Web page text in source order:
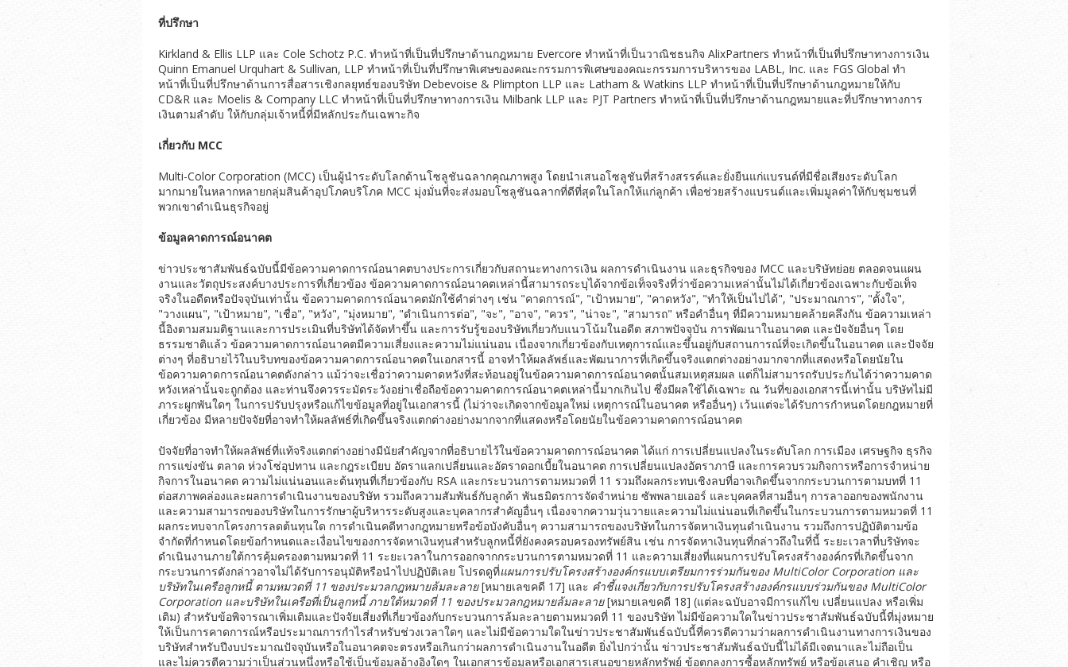
ที่ปรึกษา
Kirkland & Ellis LLP และ Cole Schotz P.C. ทำหน้าที่เป็นที่ปรึกษาด้านกฎหมาย Evercore ทำหน้าที่เป็นวาณิชธนกิจ AlixPartners ทำหน้าที่เป็นที่ปรึกษาทางการเงิน
Quinn Emanuel Urquhart & Sullivan, LLP ทำหน้าที่เป็นที่ปรึกษาพิเศษของคณะกรรมการพิเศษของคณะกรรมการบริหารของ LABL, Inc. และ FGS Global ทำ
หน้าที่เป็นที่ปรึกษาด้านการสื่อสารเชิงกลยุทธ์ของบริษัท Debevoise & Plimpton LLP และ Latham & Watkins LLP ทำหน้าที่เป็นที่ปรึกษาด้านกฎหมายให้กับ
CD&R และ Moelis & Company LLC ทำหน้าที่เป็นที่ปรึกษาทางการเงิน Milbank LLP และ PJT Partners ทำหน้าที่เป็นที่ปรึกษาด้านกฎหมายและที่ปรึกษาทางการ
เงินตามลำดับ ให้กับกลุ่มเจ้าหนี้ที่มีหลักประกันเฉพาะกิจ
เกี่ยวกับ MCC
Multi-Color Corporation (MCC) เป็นผู้นำระดับโลกด้านโซลูชันฉลากคุณภาพสูง โดยนำเสนอโซลูชันที่สร้างสรรค์และยั่งยืนแก่แบรนด์ที่มีชื่อเสียงระดับโลก
มากมายในหลากหลายกลุ่มสินค้าอุปโภคบริโภค MCC มุ่งมั่นที่จะส่งมอบโซลูชันฉลากที่ดีที่สุดในโลกให้แก่ลูกค้า เพื่อช่วยสร้างแบรนด์และเพิ่มมูลค่าให้กับชุมชนที่
พวกเขาดำเนินธุรกิจอยู่
ข้อมูลคาดการณ์อนาคต
ข่าวประชาสัมพันธ์ฉบับนี้มีข้อความคาดการณ์อนาคตบางประการเกี่ยวกับสถานะทางการเงิน ผลการดำเนินงาน และธุรกิจของ MCC และบริษัทย่อย ตลอดจนแผน
งานและวัตถุประสงค์บางประการที่เกี่ยวข้อง ข้อความคาดการณ์อนาคตเหล่านี้สามารถระบุได้จากข้อเท็จจริงที่ว่าข้อความเหล่านั้นไม่ได้เกี่ยวข้องเฉพาะกับข้อเท็จ
จริงในอดีตหรือปัจจุบันเท่านั้น ข้อความคาดการณ์อนาคตมักใช้คำต่างๆ เช่น "คาดการณ์", "เป้าหมาย", "คาดหวัง", "ทำให้เป็นไปได้", "ประมาณการ", "ตั้งใจ",
"วางแผน", "เป้าหมาย", "เชื่อ", "หวัง", "มุ่งหมาย", "ดำเนินการต่อ", "จะ", "อาจ", "ควร", "น่าจะ", "สามารถ" หรือคำอื่นๆ ที่มีความหมายคล้ายคลึงกัน ข้อความเหล่า
นี้อิงตามสมมติฐานและการประเมินที่บริษัทได้จัดทำขึ้น และการรับรู้ของบริษัทเกี่ยวกับแนวโน้มในอดีต สภาพปัจจุบัน การพัฒนาในอนาคต และปัจจัยอื่นๆ โดย
ธรรมชาติแล้ว ข้อความคาดการณ์อนาคตมีความเสี่ยงและความไม่แน่นอน เนื่องจากเกี่ยวข้องกับเหตุการณ์และขึ้นอยู่กับสถานการณ์ที่จะเกิดขึ้นในอนาคต และปัจจัย
ต่างๆ ที่อธิบายไว้ในบริบทของข้อความคาดการณ์อนาคตในเอกสารนี้ อาจทำให้ผลลัพธ์และพัฒนาการที่เกิดขึ้นจริงแตกต่างอย่างมากจากที่แสดงหรือโดยนัยใน
ข้อความคาดการณ์อนาคตดังกล่าว แม้ว่าจะเชื่อว่าความคาดหวังที่สะท้อนอยู่ในข้อความคาดการณ์อนาคตนั้นสมเหตุสมผล แต่ก็ไม่สามารถรับประกันได้ว่าความคาด
หวังเหล่านั้นจะถูกต้อง และท่านจึงควรระมัดระวังอย่าเชื่อถือข้อความคาดการณ์อนาคตเหล่านี้มากเกินไป ซึ่งมีผลใช้ได้เฉพาะ ณ วันที่ของเอกสารนี้เท่านั้น บริษัทไม่มี
ภาระผูกพันใดๆ ในการปรับปรุงหรือแก้ไขข้อมูลที่อยู่ในเอกสารนี้ (ไม่ว่าจะเกิดจากข้อมูลใหม่ เหตุการณ์ในอนาคต หรืออื่นๆ) เว้นแต่จะได้รับการกำหนดโดยกฎหมายที่
เกี่ยวข้อง มีหลายปัจจัยที่อาจทำให้ผลลัพธ์ที่เกิดขึ้นจริงแตกต่างอย่างมากจากที่แสดงหรือโดยนัยในข้อความคาดการณ์อนาคต
ปัจจัยที่อาจทำให้ผลลัพธ์ที่แท้จริงแตกต่างอย่างมีนัยสำคัญจากที่อธิบายไว้ในข้อความคาดการณ์อนาคต ได้แก่ การเปลี่ยนแปลงในระดับโลก การเมือง เศรษฐกิจ ธุรกิจ
การแข่งขัน ตลาด ห่วงโซ่อุปทาน และกฎระเบียบ อัตราแลกเปลี่ยนและอัตราดอกเบี้ยในอนาคต การเปลี่ยนแปลงอัตราภาษี และการควบรวมกิจการหรือการจำหน่าย
กิจการในอนาคต ความไม่แน่นอนและต้นทุนที่เกี่ยวข้องกับ RSA และกระบวนการตามหมวดที่ 11 รวมถึงผลกระทบเชิงลบที่อาจเกิดขึ้นจากกระบวนการตามบทที่ 11
ต่อสภาพคล่องและผลการดำเนินงานของบริษัท รวมถึงความสัมพันธ์กับลูกค้า พันธมิตรการจัดจำหน่าย ซัพพลายเออร์ และบุคคลที่สามอื่นๆ การลาออกของพนักงาน
และความสามารถของบริษัทในการรักษาผู้บริหารระดับสูงและบุคลากรสำคัญอื่นๆ เนื่องจากความวุ่นวายและความไม่แน่นอนที่เกิดขึ้นในกระบวนการตามหมวดที่ 11
ผลกระทบจากโครงการลดต้นทุนใด การดำเนินคดีทางกฎหมายหรือข้อบังคับอื่นๆ ความสามารถของบริษัทในการจัดหาเงินทุนดำเนินงาน รวมถึงการปฏิบัติตามข้อ
จำกัดที่กำหนดโดยข้อกำหนดและเงื่อนไขของการจัดหาเงินทุนสำหรับลูกหนี้ที่ยังคงครอบครองทรัพย์สิน เช่น การจัดหาเงินทุนที่กล่าวถึงในที่นี้ ระยะเวลาที่บริษัทจะ
ดำเนินงานภายใต้การคุ้มครองตามหมวดที่ 11 ระยะเวลาในการออกจากกระบวนการตามหมวดที่ 11 และความเสี่ยงที่แผนการปรับโครงสร้างองค์กรที่เกิดขึ้นจาก
กระบวนการดังกล่าวอาจไม่ได้รับการอนุมัติหรือนำไปปฏิบัติเลย โปรดดูที่แผนการปรับโครงสร้างองค์กรแบบเตรียมการร่วมกันของMultiColor Corporation และ
บริษัทในเครือลูกหนี้ ตามหมวดที่11 ของประมวลกฎหมายล้มละลาย[หมายเลขคดี 17] และ คำชี้แจงเกี่ยวกับการปรับโครงสร้างองค์กรแบบร่วมกันของMultiColor
Corporation และบริษัทในเครือที่เป็นลูกหนี้ ภายใต้หมวดที่11 ของประมวลกฎหมายล้มละลาย[หมายเลขคดี 18] (แต่ละฉบับอาจมีการแก้ไข เปลี่ยนแปลง หรือเพิ่ม
เติม) สำหรับข้อพิจารณาเพิ่มเติมและปัจจัยเสี่ยงที่เกี่ยวข้องกับกระบวนการล้มละลายตามหมวดที่ 11 ของบริษัท ไม่มีข้อความใดในข่าวประชาสัมพันธ์ฉบับนี้ที่มุ่งหมาย
ให้เป็นการคาดการณ์หรือประมาณการกำไรสำหรับช่วงเวลาใดๆ และไม่มีข้อความใดในข่าวประชาสัมพันธ์ฉบับนี้ที่ควรตีความว่าผลการดำเนินงานทางการเงินของ
บริษัทสำหรับปีงบประมาณปัจจุบันหรือในอนาคตจะตรงหรือเกินกว่าผลการดำเนินงานในอดีต ยิ่งไปกว่านั้น ข่าวประชาสัมพันธ์ฉบับนี้ไม่ได้มีเจตนาและไม่ถือเป็น
และไม่ควรตีความว่าเป็นส่วนหนึ่งหรือใช้เป็นข้อมูลอ้างอิงใดๆ ในเอกสารข้อมูลหรือเอกสารเสนอขายหลักทรัพย์ ข้อตกลงการซื้อหลักทรัพย์ หรือข้อเสนอ คำเชิญ หรือ